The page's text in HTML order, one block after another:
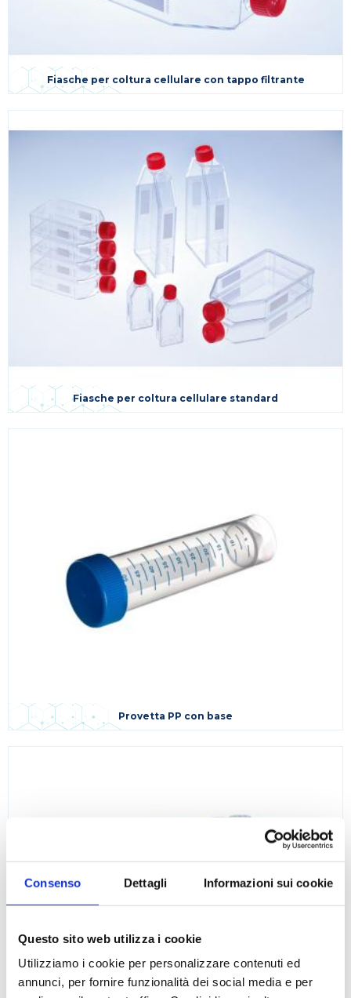
Consenso Dettagli Informazioni sui cookie
Questo sito web utilizza i cookie
Utilizziamo i cookie per personalizzare contenuti ed
annunci, per fornire funzionalità dei social media e per
Fiasche per coltura cellulare con tappo filtrante
Fiasche per coltura cellulare standard
Provetta PP con base